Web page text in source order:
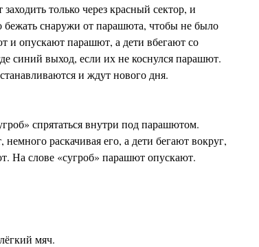
только через красный сектор, и
бежать снаружи от парашюта, чтобы не было
и опускают парашют, а дети вбегают со
синий выход, если их не коснулся парашют.
и ждут нового дня.
спрятаться внутри под парашютом.
раскачивая его, а дети бегают вокруг,
На слове «сугроб» парашют опускают.
мяч.